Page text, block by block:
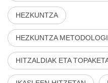
HEZKUNTZA
HEZKUNTZA
HITZALDIAK ETA